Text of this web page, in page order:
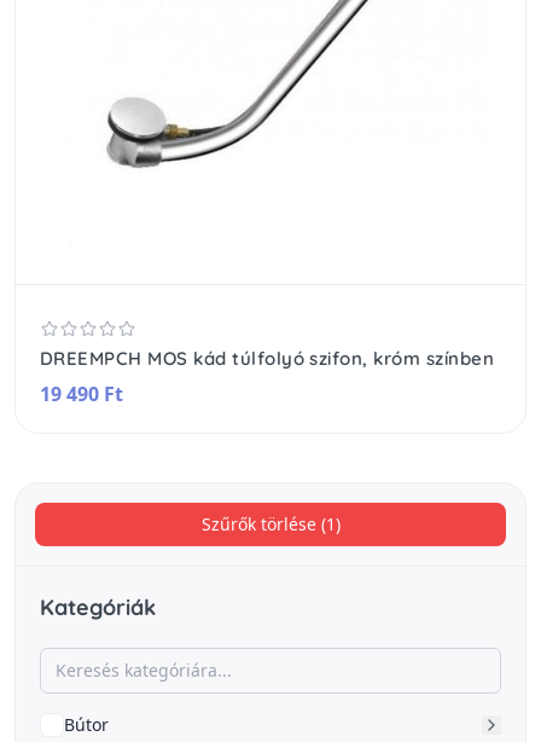
Szűrők törlése (1)
Kategóriák
Bútor
DREEMPCH MOS kád túlfolyó szifon, króm színben
19 490 Ft